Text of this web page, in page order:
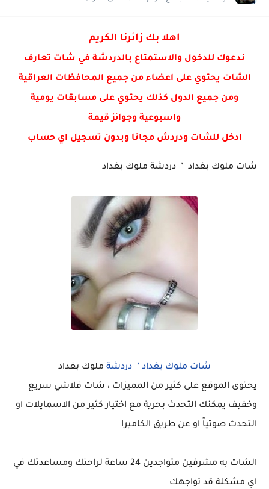
شات عفاف , دردشة عفاف
شات رفيف دردشة رفيف
اهلا بك زائرنا الكريم
ندعوك للدخول والاستمتاع بالدردشة في شات تعارف
الشات يحتوي على اعضاء من جميع المحافظات العراقية
ومن جميع الدول كذلك يحتوي على مسابقات يومية
واسبوعية وجوائز قيمة
ادخل للشات ودردش مجانا وبدون تسجيل اي حساب
شات ملوك بغداد ’ دردشة ملوك بغداد
شات ملوك بغداد ’ دردشة ملوك بغداد
يحتوى الموقع على كثير من المميزات ، شات فلاشي سريع
وخفيف يمكنك التحدث بحرية مع اختيار كثير من الاسمايلات او
التحدث صوتياً او عن طريق الكاميرا
الشات به مشرفين متواجدين 24 ساعة لراحتك ومساعدتك في
اي مشكلة قد تواجهك